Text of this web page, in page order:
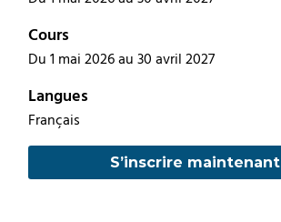
Cours
Du 1 mai 2026 au 30 avril 2027
Langues
Français
S’inscrire maintenant